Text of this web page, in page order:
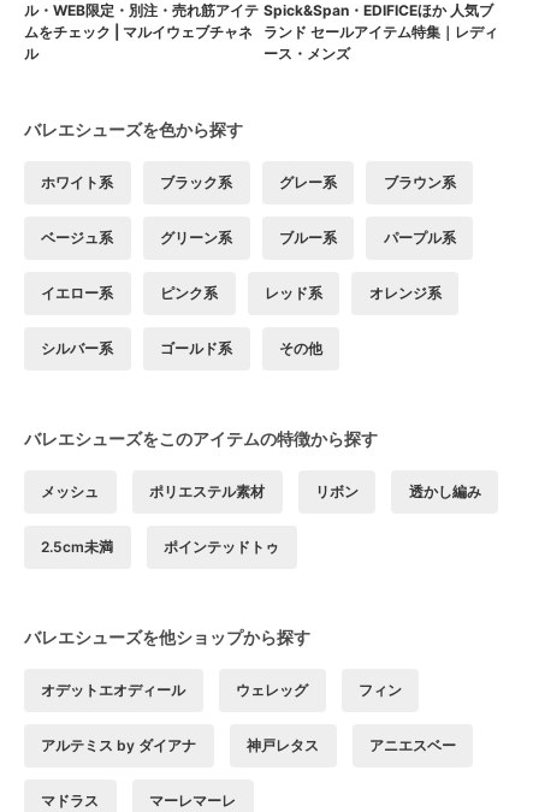
ル・WEB限定・別注・売れ筋アイテ
ムをチェック | マルイウェブチャネ
ル
Spick&Span・EDIFICEほか 人気ブ
ランド セールアイテム特集｜レディ
ース・メンズ
バレエシューズを色から探す
ホワイト系 ブラック系 グレー系 ブラウン系
ベージュ系 グリーン系 ブルー系 パープル系
イエロー系 ピンク系 レッド系 オレンジ系
シルバー系 ゴールド系 その他
バレエシューズをこのアイテムの特徴から探す
メッシュ ポリエステル素材 リボン 透かし編み
2.5cm未満 ポインテッドトゥ
バレエシューズを他ショップから探す
オデットエオディール ウェレッグ フィン
アルテミス by ダイアナ 神戸レタス アニエスベー
マドラス マーレマーレ